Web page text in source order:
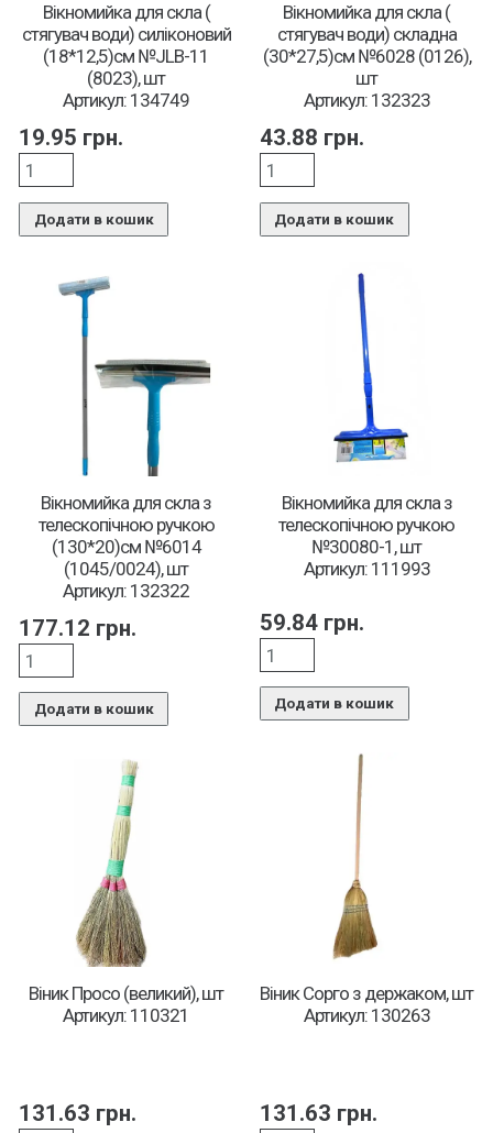
Вікномийка для скла (
стягувач води) силіконовий
(18*12,5)см №JLB-11
(8023), шт
Артикул: 134749
19.95 грн.
Додати в кошик
Вікномийка для скла (
стягувач води) складна
(30*27,5)см №6028 (0126),
шт
Артикул: 132323
43.88 грн.
Додати в кошик
Вікномийка для скла з
телескопічною ручкою
(130*20)см №6014
(1045/0024), шт
Артикул: 132322
177.12 грн.
Додати в кошик
Вікномийка для скла з
телескопічною ручкою
№30080-1, шт
Артикул: 111993
59.84 грн.
Додати в кошик
Віник Просо (великий), шт
Артикул: 110321
131.63 грн.
Віник Сорго з держаком, шт
Артикул: 130263
131.63 грн.